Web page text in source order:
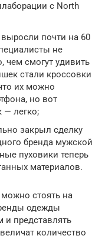
с North
почти на 60
не
чем смогут удивить
стали кроссовки
их можно
но вот
— легко;
закрыл сделку
бренда мужской
пуховики теперь
материалов.
стоять на
одежды
и представлять
количество